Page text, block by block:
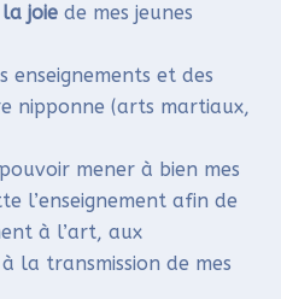
joie de mes jeunes
enseignements et des
nipponne (arts martiaux,
mener à bien mes
l’enseignement afin de
à l’art, aux
la transmission de mes